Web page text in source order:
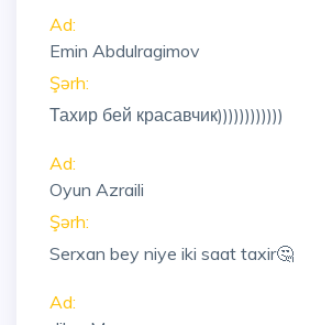
Ad:
Emin Abdulragimov
Şərh:
Тахир бей красавчик))))))))))))
Ad:
Oyun Azraili
Şərh:
Serxan bey niye iki saat taxir🤔
Ad: